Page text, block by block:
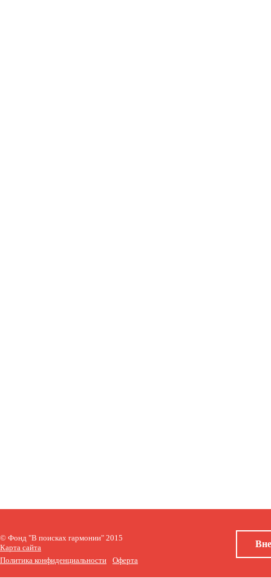
© Фонд "В поисках гармонии" 2015
Карта сайта
Политика конфиденциальности
Оферта